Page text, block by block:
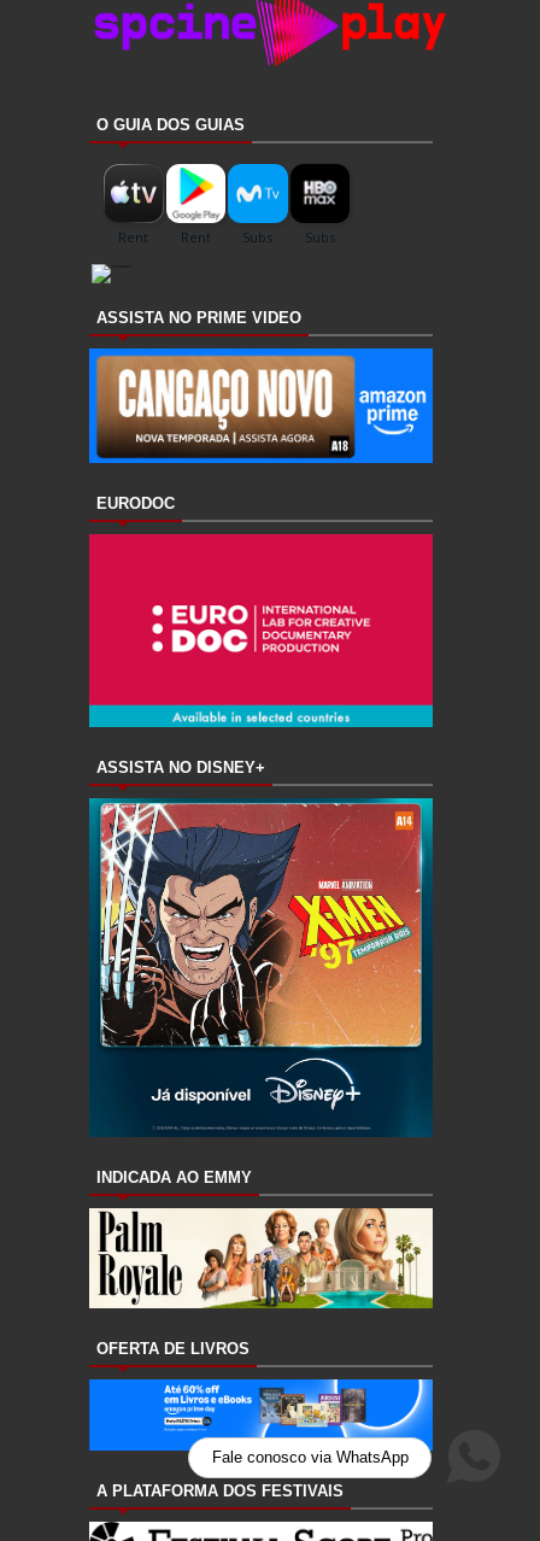
Fale conosco via WhatsApp
O GUIA DOS GUIAS
ASSISTA NO PRIME VIDEO
EURODOC
ASSISTA NO DISNEY+
INDICADA AO EMMY
OFERTA DE LIVROS
A PLATAFORMA DOS FESTIVAIS